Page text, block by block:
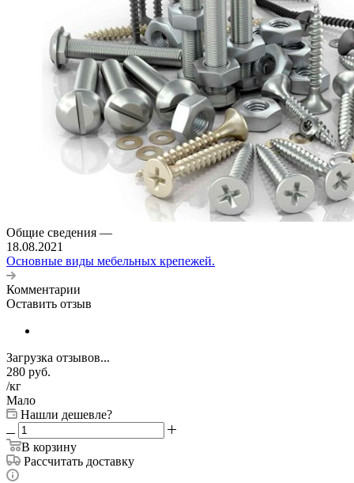
Общие сведения —
18.08.2021
Основные виды мебельных крепежей.
Комментарии
Оставить отзыв
Загрузка отзывов...
280 руб.
/кг
Мало
Нашли дешевле?
В корзину
Рассчитать доставку